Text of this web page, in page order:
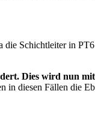
Schichtleiter in
Dies wird nun
in diesen Fällen die